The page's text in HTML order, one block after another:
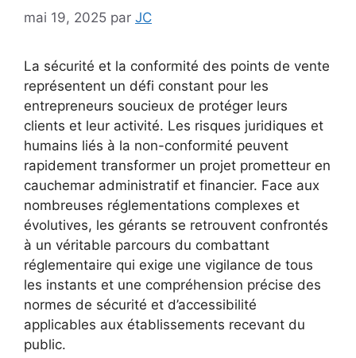
mai 19, 2025 par JC
La sécurité et la conformité des points de vente
représentent un défi constant pour les
entrepreneurs soucieux de protéger leurs
clients et leur activité. Les risques juridiques et
humains liés à la non-conformité peuvent
rapidement transformer un projet prometteur en
cauchemar administratif et financier. Face aux
nombreuses réglementations complexes et
évolutives, les gérants se retrouvent confrontés
à un véritable parcours du combattant
réglementaire qui exige une vigilance de tous
les instants et une compréhension précise des
normes de sécurité et d’accessibilité
applicables aux établissements recevant du
public.